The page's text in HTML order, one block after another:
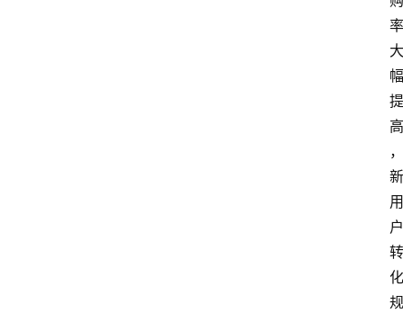
率
大
幅
提
高
，
新
用
户
转
化
规